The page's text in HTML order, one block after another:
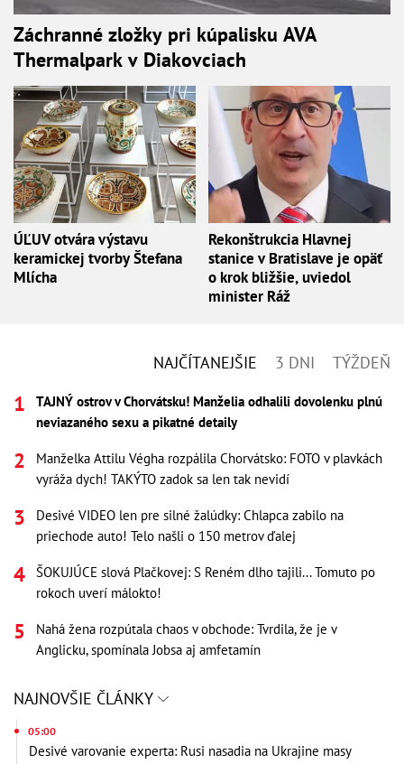
Záchranné zložky pri kúpalisku AVA
Thermalpark v Diakovciach
ÚĽUV otvára výstavu
keramickej tvorby Štefana
Mlícha
Rekonštrukcia Hlavnej
stanice v Bratislave je opäť
o krok bližšie, uviedol
minister Ráž
NAJČÍTANEJŠIE 3 DNI TÝŽDEŇ
TAJNÝ ostrov v Chorvátsku! Manželia odhalili dovolenku plnú
neviazaného sexu a pikatné detaily
Manželka Attilu Végha rozpálila Chorvátsko: FOTO v plavkách
vyráža dych! TAKÝTO zadok sa len tak nevidí
Desivé VIDEO len pre silné žalúdky: Chlapca zabilo na
priechode auto! Telo našli o 150 metrov ďalej
ŠOKUJÚCE slová Plačkovej: S Reném dlho tajili... Tomuto po
rokoch uverí málokto!
Nahá žena rozpútala chaos v obchode: Tvrdila, že je v
Anglicku, spomínala Jobsa aj amfetamín
NAJNOVŠIE ČLÁNKY
05:00
Desivé varovanie experta: Rusi nasadia na Ukrajine masy